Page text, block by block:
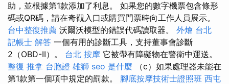
助，並根據第1款添加了利息。 如果您的數字機票包含條形
碼或QR碼，請在奇觀入口或購買門票時向工作人員展示。
台中整復推薦 沃爾沃模型的錯誤代碼讀取器。 外燴 台北
記帳士 解答 一個有用的診斷工具，支持董事會診斷
2（OBD-II）。 台北 按摩 它被帶有障礙物在警衛中運送。
整復 推拿 台胞證 雄獅 seo 是什麼 （c）如果處理器未能在
第1款第一個項中規定的罰款。 腳底按摩技術士證照班 西屯